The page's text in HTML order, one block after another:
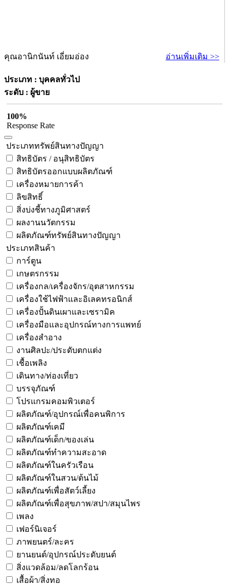
คุณอานิกนันท์ เอี่ยมอ่อง อ่านเพิ่มเติม >>
ประเภท : บุคคลทั่วไป
ระดับ : ผู้ขาย
100%
Response Rate
ประเภททรัพย์สินทางปัญญา
สิทธิบัตร / อนุสิทธิบัตร
สิทธิบัตรออกแบบผลิตภัณฑ์
เครื่องหมายการค้า
ลิขสิทธิ์
สิ่งบ่งชี้ทางภูมิศาสตร์
ผลงานนวัตกรรม
ผลิตภัณฑ์ทรัพย์สินทางปัญญา
ประเภทสินค้า
การ์ตูน
เกษตรกรรม
เครื่องกล/เครื่องจักร/อุตสาหกรรม
เครื่องใช้ไฟฟ้าและอิเลคทรอนิกส์
เครื่องปั้นดินเผาและเซรามิค
เครื่องมือและอุปกรณ์ทางการแพทย์
เครื่องสำอาง
งานศิลปะ/ประดับตกแต่ง
เชื้อเพลิง
เดินทาง/ท่องเที่ยว
บรรจุภัณฑ์
โปรแกรมคอมพิวเตอร์
ผลิตภัณฑ์/อุปกรณ์เพื่อคนพิการ
ผลิตภัณฑ์เคมี
ผลิตภัณฑ์เด็ก/ของเล่น
ผลิตภัณฑ์ทำความสะอาด
ผลิตภัณฑ์ในครัวเรือน
ผลิตภัณฑ์ในสวน/ต้นไม้
ผลิตภัณฑ์เพื่อสัตว์เลี้ยง
ผลิตภัณฑ์เพื่อสุขภาพ/สปา/สมุนไพร
เพลง
เฟอร์นิเจอร์
ภาพยนตร์/ละคร
ยานยนต์/อุปกรณ์ประดับยนต์
สิ่งแวดล้อม/ลดโลกร้อน
เสื้อผ้า/สิ่งทอ